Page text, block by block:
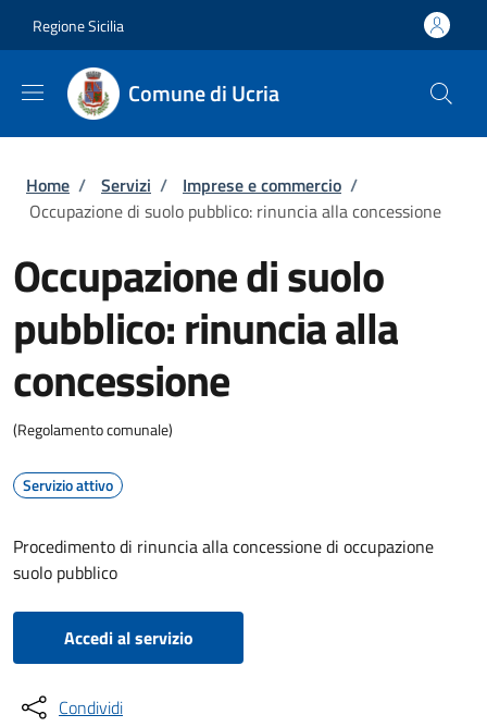
Regione Sicilia
Comune di Ucria
Briciole di pane
Home / Servizi / Imprese e commercio /
Occupazione di suolo pubblico: rinuncia alla concessione
Occupazione di suolo
pubblico: rinuncia alla
concessione
(Regolamento comunale)
Servizio attivo
Procedimento di rinuncia alla concessione di occupazione
suolo pubblico
Accedi al servizio
Condividi